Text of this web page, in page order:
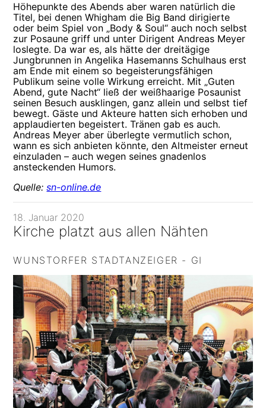
Höhepunkte des Abends aber waren natürlich die
Titel, bei denen Whigham die Big Band dirigierte
oder beim Spiel von „Body & Soul“ auch noch selbst
zur Posaune griff und unter Dirigent Andreas Meyer
loslegte. Da war es, als hätte der dreitägige
Jungbrunnen in Angelika Hasemanns Schulhaus erst
am Ende mit einem so begeisterungsfähigen
Publikum seine volle Wirkung erreicht. Mit „Guten
Abend, gute Nacht“ ließ der weißhaarige Posaunist
seinen Besuch ausklingen, ganz allein und selbst tief
bewegt. Gäste und Akteure hatten sich erhoben und
applaudierten begeistert. Tränen gab es auch.
Andreas Meyer aber überlegte vermutlich schon,
wann es sich anbieten könnte, den Altmeister erneut
einzuladen – auch wegen seines gnadenlos
ansteckenden Humors.
Quelle:sn-online.de
18. Januar 2020
Kirche platzt aus allen Nähten
WUNSTORFER STADTANZEIGER - GI